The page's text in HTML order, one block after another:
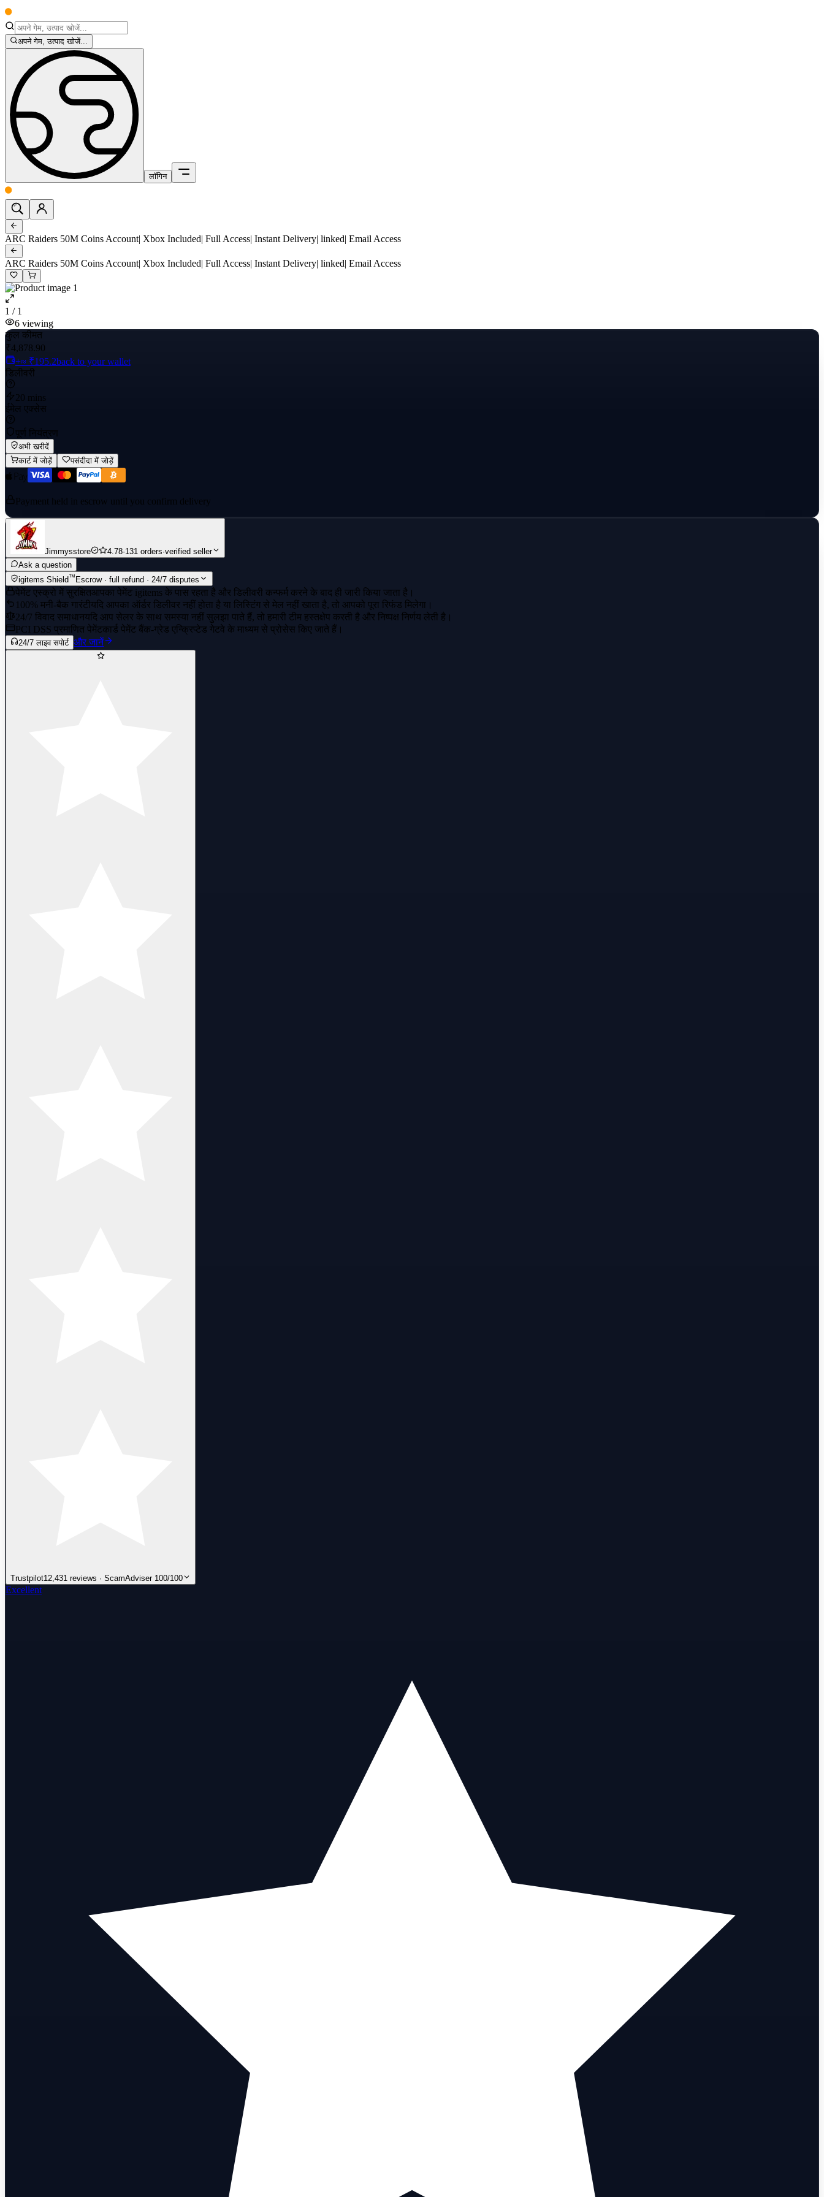
अपने गेम, उत्पाद खोजें...
लॉगिन
ARC Raiders 50M Coins Account| Xbox Included| Full Access| Instant Delivery| linked| Email Access
ARC Raiders 50M Coins Account| Xbox Included| Full Access| Instant Delivery| linked| Email Access
1 / 1
6 viewing
कुल कीमत
₹4,878.90
+≈ ₹195.2back to your wallet
डिलीवरी
20 mins
ईमेल एक्सेस
पूर्ण नियंत्रण
अभी खरीदें
कार्ट में जोड़ें
पसंदीदा में जोड़ें
Payment held in escrow until you confirm delivery
Jimmysstore 4.78·131 orders·verified seller
Ask a question
igitems Shield™ Escrow · full refund · 24/7 disputes
पेमेंट एस्क्रो में सुरक्षितआपका पेमेंट igitems के पास रहता है और डिलीवरी कन्फर्म करने के बाद ही जारी किया जाता है।
100% मनी-बैक गारंटीयदि आपका ऑर्डर डिलीवर नहीं होता है या लिस्टिंग से मेल नहीं खाता है, तो आपको पूरा रिफंड मिलेगा।
24/7 विवाद समाधानयदि आप सेलर के साथ समस्या नहीं सुलझा पाते हैं, तो हमारी टीम हस्तक्षेप करती है और निष्पक्ष निर्णय लेती है।
PCI DSS प्रमाणित पेमेंटकार्ड पेमेंट बैंक-ग्रेड एन्क्रिप्टेड गेटवे के माध्यम से प्रोसेस किए जाते हैं।
24/7 लाइव सपोर्ट और जानें
Trustpilot12,431 reviews · ScamAdviser 100/100
Excellent